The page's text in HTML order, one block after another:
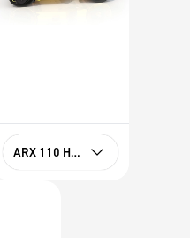
ARX 110 HF Stage V